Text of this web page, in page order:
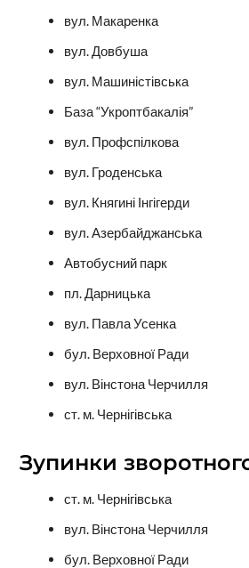
вул. Макаренка
вул. Довбуша
вул. Машиністівська
База “Укроптбакалія”
вул. Профспілкова
вул. Гроденська
вул. Княгині Інгігерди
вул. Азербайджанська
Автобусний парк
пл. Дарницька
вул. Павла Усенка
бул. Верховної Ради
вул. Вінстона Черчилля
ст. м. Чернігівська
Зупинки
ст. м. Чернігівська
вул. Вінстона Черчилля
бул. Верховної Ради